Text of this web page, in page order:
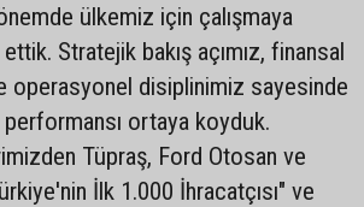
ülkemiz için çalışmaya
ettik. Stratejik bakış açımız, finansal
operasyonel disiplinimiz sayesinde
performansı ortaya koyduk.
Tüpraş, Ford Otosan ve
İlk 1.000 İhracatçısı" ve